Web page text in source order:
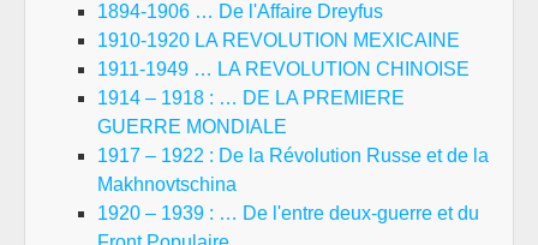
1894-1906 … De l'Affaire Dreyfus
1910-1920 LA REVOLUTION MEXICAINE
1911-1949 … LA REVOLUTION CHINOISE
1914 – 1918 : … DE LA PREMIERE
GUERRE MONDIALE
1917 – 1922 : De la Révolution Russe et de la
Makhnovtschina
1920 – 1939 : … De l'entre deux-guerre et du